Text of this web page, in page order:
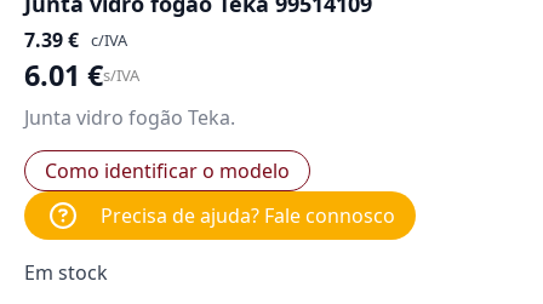
7.39€ c/IVA
6.01 €s/IVA
Junta vidro fogão Teka.
Como identificar o modelo
Precisa de ajuda? Fale connosco
Em stock